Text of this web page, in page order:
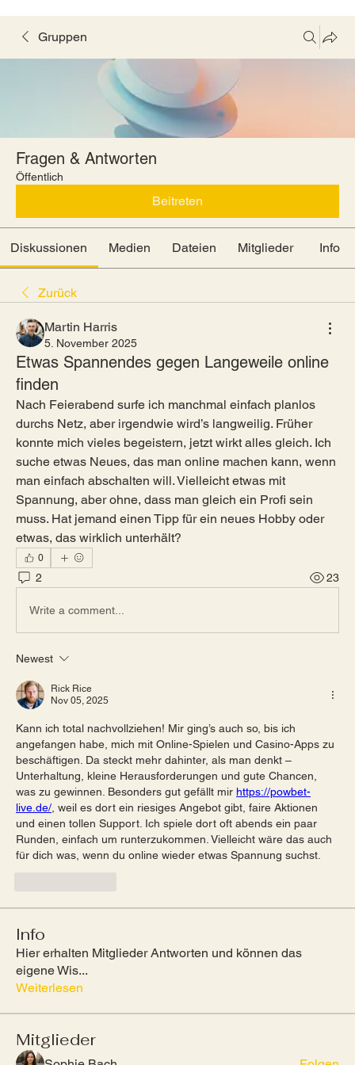
Gruppen
Fragen & Antworten
Öffentlich
Beitreten
Diskussionen Medien Dateien Mitglieder Info
Zurück
Martin Harris
5. November 2025
Etwas Spannendes gegen Langeweile online
finden
Nach Feierabend surfe ich manchmal einfach planlos
durchs Netz, aber irgendwie wird’s langweilig. Früher
konnte mich vieles begeistern, jetzt wirkt alles gleich. Ich
suche etwas Neues, das man online machen kann, wenn
man einfach abschalten will. Vielleicht etwas mit
Spannung, aber ohne, dass man gleich ein Profi sein
muss. Hat jemand einen Tipp für ein neues Hobby oder
etwas, das wirklich unterhält?
0
2 23
Write a comment...
Newest
Rick Rice
Nov 05, 2025
Kann ich total nachvollziehen! Mir ging’s auch so, bis ich
angefangen habe, mich mit Online-Spielen und Casino-Apps zu
beschäftigen. Da steckt mehr dahinter, als man denkt –
Unterhaltung, kleine Herausforderungen und gute Chancen,
was zu gewinnen. Besonders gut gefällt mir https://powbet-
live.de/ , weil es dort ein riesiges Angebot gibt, faire Aktionen
und einen tollen Support. Ich spiele dort oft abends ein paar
Runden, einfach um runterzukommen. Vielleicht wäre das auch
für dich was, wenn du online wieder etwas Spannung suchst.
Info
Hier erhalten Mitglieder Antworten und können das
eigene Wis...
Weiterlesen
Mitglieder